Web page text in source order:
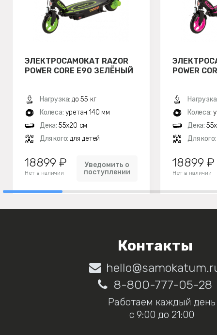
ЭЛЕКТРОСАМОКАТ RAZOR
POWER CORE E90 ЗЕЛЁНЫЙ
Нагрузка: до 55 кг
Колеса: уретан 140 мм
Дека: 55х20 см
Для кого: для детей
18899 ₽
Нет в наличии
Уведомить о
поступлении
POWER
Колеса:
Дека:
Для кого:
18899 ₽
Нет в наличии
Контакты
8-800-777-05-28
Работаем каждый день
с 9:00 до 21:00